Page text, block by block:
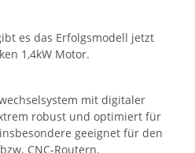
es das Erfolgsmodell jetzt
1,4kW Motor.
mit digitaler
robust und optimiert für
geeignet für den
CNC-Routern.